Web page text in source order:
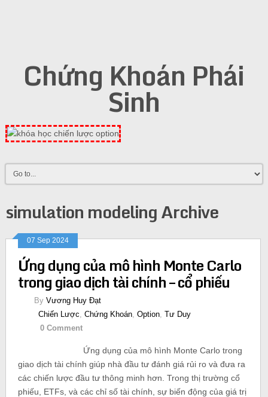
Chứng Khoán Phái
Sinh
simulation modeling Archive
07 Sep 2024
Ứng dụng của mô hình Monte Carlo
trong giao dịch tài chính – cổ phiếu
By Vương Huy Đạt
Chiến Lược Chứng Khoán, Option, Tư Duy
0 Comment
Ứng dụng của mô hình Monte Carlo trong
giao dịch tài chính giúp nhà đầu tư đánh giá rủi ro và đưa ra
các chiến lược đầu tư thông minh hơn. Trong thị trường cổ
phiếu, ETFs, và các chỉ số tài chính, sự biến động của giá trị